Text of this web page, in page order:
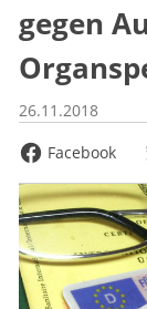
gegen
26.11.2018
Facebook